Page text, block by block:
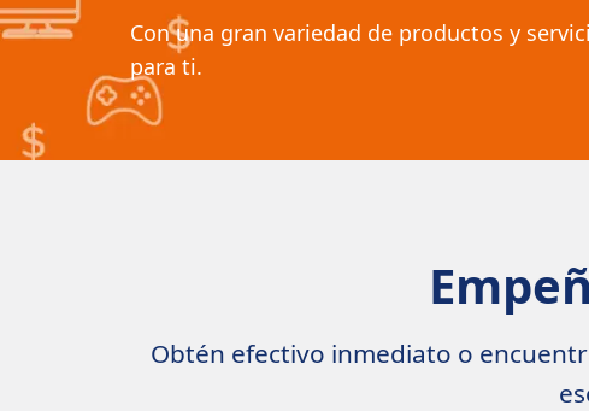
Con una gran variedad de productos y
para ti.
Obtén efectivo inmediato o